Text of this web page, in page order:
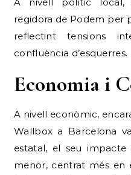
regidora de Podem per
reflectint tensions
confluència d’esquerres.
Economia i
A nivell econòmic,
Wallbox a Barcelona
estatal, el seu
menor, centrat més en